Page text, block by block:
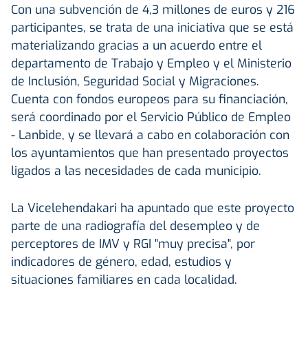
Con una subvención de 4,3 millones de euros y 216
participantes, se trata de una iniciativa que se está
materializando gracias a un acuerdo entre el
departamento de Trabajo y Empleo y el Ministerio
de Inclusión, Seguridad Social y Migraciones.
Cuenta con fondos europeos para su financiación,
será coordinado por el Servicio Público de Empleo
- Lanbide, y se llevará a cabo en colaboración con
los ayuntamientos que han presentado proyectos
ligados a las necesidades de cada municipio.
La Vicelehendakari ha apuntado que este proyecto
parte de una radiografía del desempleo y de
perceptores de IMV y RGI "muy precisa", por
indicadores de género, edad, estudios y
situaciones familiares en cada localidad.